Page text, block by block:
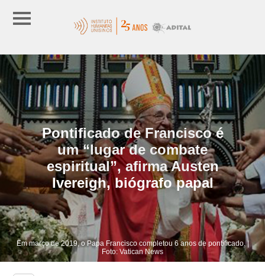
Pontificado de Francisco é
um “lugar de combate
espiritual”, afirma Austen
Ivereigh, biógrafo papal
Em março de 2019, o Papa Francisco completou 6 anos de pontificado. |
Foto: Vatican News